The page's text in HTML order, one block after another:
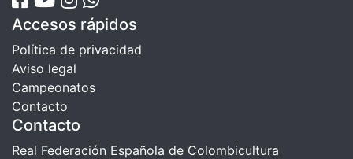
Accesos rápidos
Política de privacidad
Aviso legal
Campeonatos
Contacto
Contacto
Real Federación Española de Colombicultura